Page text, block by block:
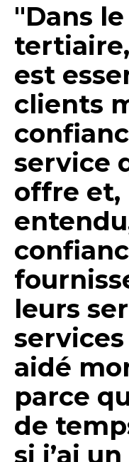
"Dans
est
clients
service
offre et,
leurs
aidé
parce
de
si j’ai